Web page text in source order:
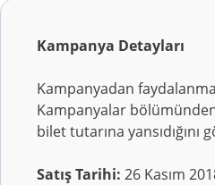
Kampanya Detayları
Kampanyadan
Kampanyalar
bilet tutarına yansıdığını
Satış Tarihi: 26 Kasım